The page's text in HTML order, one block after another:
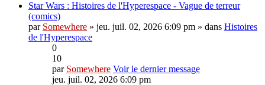
Star Wars : Histoires de l'Hyperespace - Vague de terreur
(comics)
par Somewhere » jeu. juil. 02, 2026 6:09 pm » dans Histoires
de l'Hyperespace
0
10
par Somewhere Voir le dernier message
jeu. juil. 02, 2026 6:09 pm